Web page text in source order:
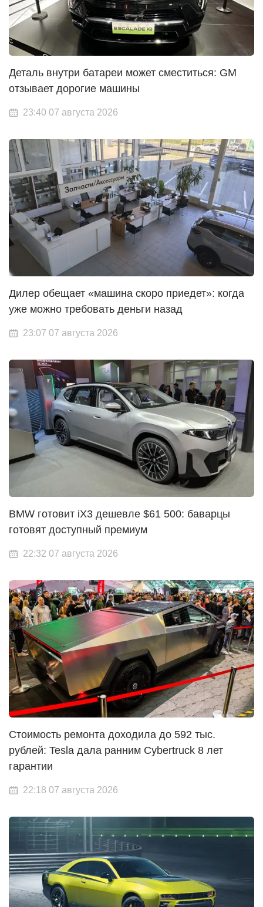
Деталь внутри батареи может сместиться: GM
отзывает дорогие машины
23:40 07 августа 2026
Дилер обещает «машина скоро приедет»: когда
уже можно требовать деньги назад
23:07 07 августа 2026
BMW готовит iX3 дешевле $61 500: баварцы
готовят доступный премиум
22:32 07 августа 2026
Стоимость ремонта доходила до 592 тыс.
рублей: Tesla дала ранним Cybertruck 8 лет
гарантии
22:18 07 августа 2026